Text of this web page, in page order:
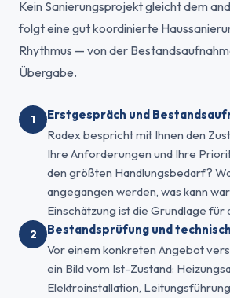
Kein Sanierungsprojekt gleicht dem
folgt eine gut koordinierte
Rhythmus — von der
Übergabe.
Erstgespräch und
Radex bespricht mit Ihnen den
Ihre Anforderungen und Ihre
den größten Handlungsbedarf?
angegangen werden, was kann
Einschätzung ist die Grundlage für
Bestandsprüfung und
Vor einem konkreten Angebot
ein Bild vom Ist-Zustand:
Elektroinstallation,